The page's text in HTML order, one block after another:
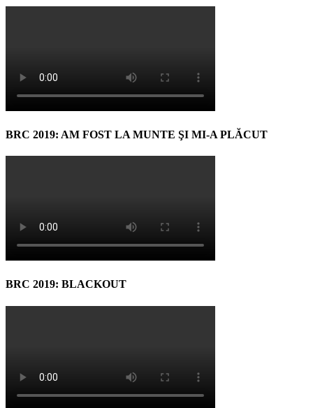
BRC 2019: AM FOST LA MUNTE ŞI MI-A PLĂCUT
BRC 2019: BLACKOUT